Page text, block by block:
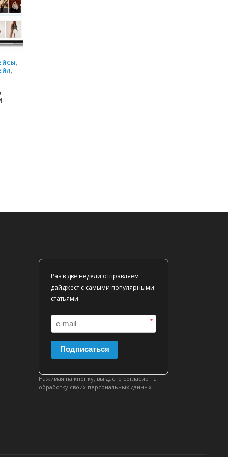
,
,
Раз в две недели отправляем
дайджест с самыми популярными
статьями
*
Подписаться
Нажимая на кнопку, вы даете согласие на
обработку своих персональных данных